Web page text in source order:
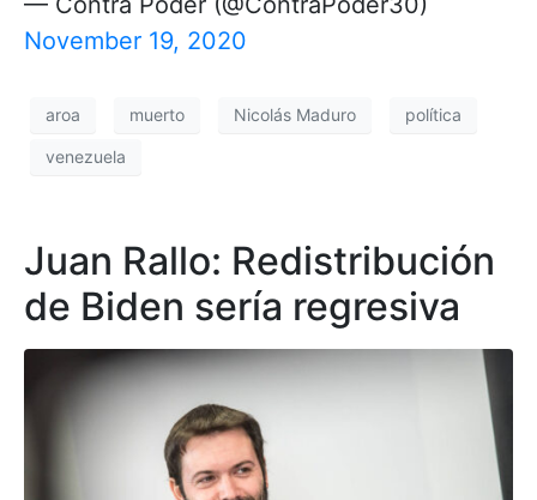
November 19, 2020
aroa muerto Nicolás Maduro política
venezuela
Juan Rallo: Redistribución
de Biden sería regresiva